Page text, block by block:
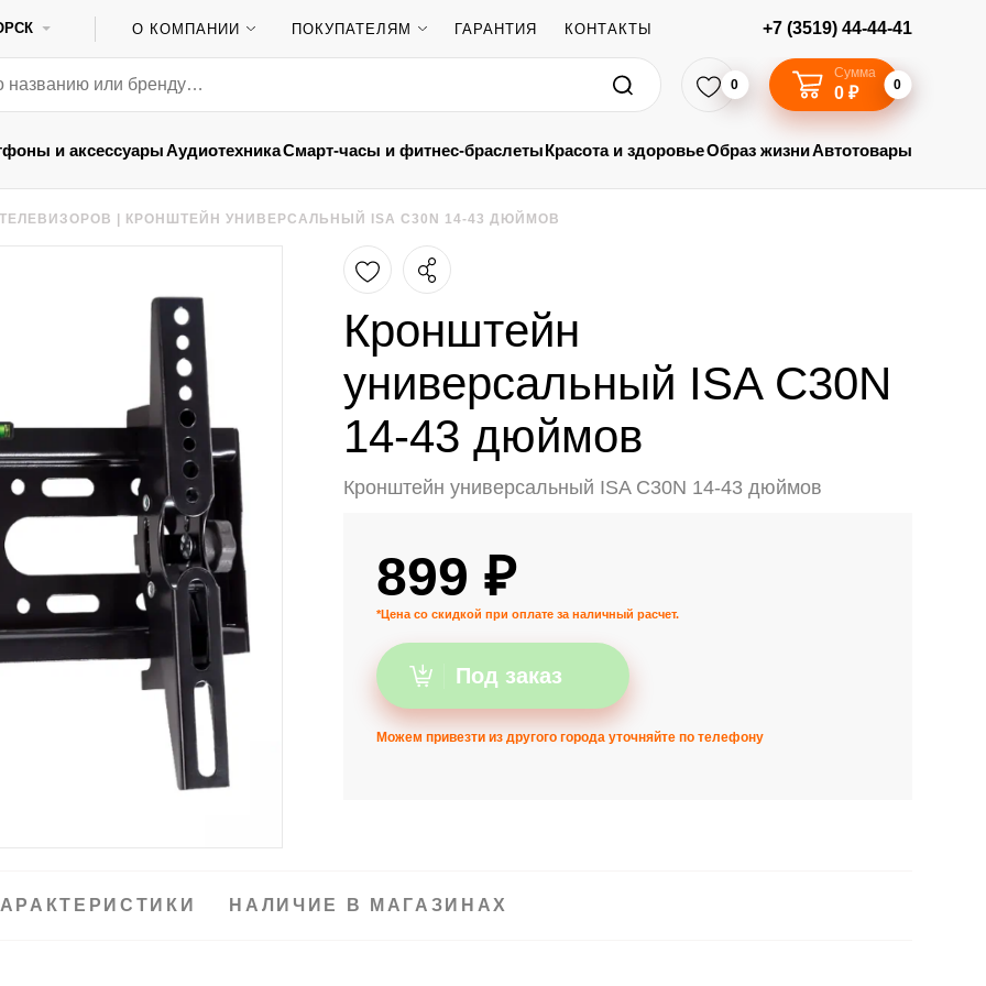
О КОМПАНИИ ПОКУПАТЕЛЯМ ГАРАНТИЯ КОНТАКТЫ +7 (3519) 44-44-41
0
Сумма
0 ₽ 0
и аксессуарыАудиотехникаСмарт-часы и фитнес-браслетыКрасота и здоровьеОбраз жизниАвтотовары
КРОНШТЕЙН УНИВЕРСАЛЬНЫЙ ISA C30N 14-43 ДЮЙМОВ
Кронштейн
универсальный ISA C30N
14-43 дюймов
Кронштейн универсальный ISA C30N 14-43 дюймов
899 ₽
*Цена со скидкой при оплате за наличный расчет.
Под заказ
Можем привезти из другого города уточняйте по телефону
НАЛИЧИЕ В МАГАЗИНАХ